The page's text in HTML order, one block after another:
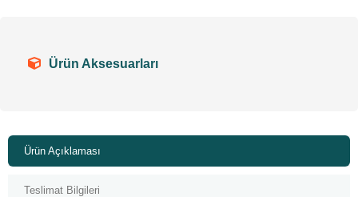
Ürün Aksesuarları
Ürün Açıklaması
Teslimat Bilgileri